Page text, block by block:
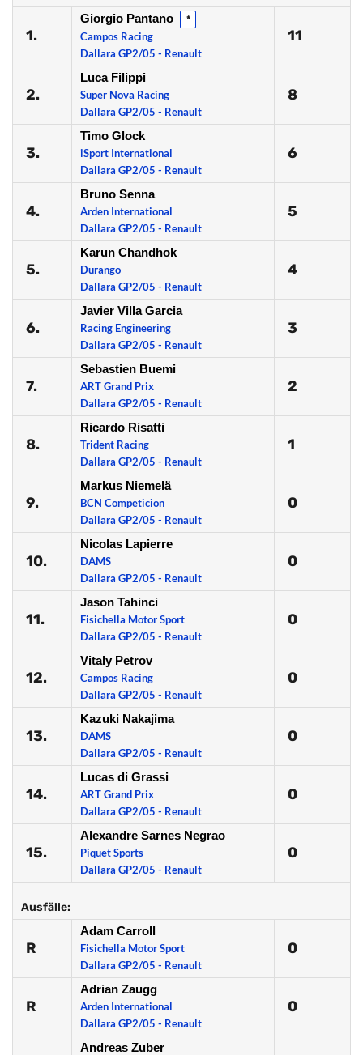
1.
Giorgio Pantano *
Campos Racing
Dallara GP2/05 - Renault
11
2.
Luca Filippi
Super Nova Racing
Dallara GP2/05 - Renault
8
3.
Timo Glock
iSport International
Dallara GP2/05 - Renault
6
4.
Bruno Senna
Arden International
Dallara GP2/05 - Renault
5
5.
Karun Chandhok
Durango
Dallara GP2/05 - Renault
4
6.
Javier Villa Garcia
Racing Engineering
Dallara GP2/05 - Renault
3
7.
Sebastien Buemi
ART Grand Prix
Dallara GP2/05 - Renault
2
8.
Ricardo Risatti
Trident Racing
Dallara GP2/05 - Renault
1
9.
Markus Niemelä
BCN Competicion
Dallara GP2/05 - Renault
0
10.
Nicolas Lapierre
DAMS
Dallara GP2/05 - Renault
0
11.
Jason Tahinci
Fisichella Motor Sport
Dallara GP2/05 - Renault
0
12.
Vitaly Petrov
Campos Racing
Dallara GP2/05 - Renault
0
13.
Kazuki Nakajima
DAMS
Dallara GP2/05 - Renault
0
14.
Lucas di Grassi
ART Grand Prix
Dallara GP2/05 - Renault
0
15.
Alexandre Sarnes Negrao
Piquet Sports
Dallara GP2/05 - Renault
0
Ausfälle:
R
Adam Carroll
Fisichella Motor Sport
Dallara GP2/05 - Renault
0
R
Adrian Zaugg
Arden International
Dallara GP2/05 - Renault
0
Andreas Zuber